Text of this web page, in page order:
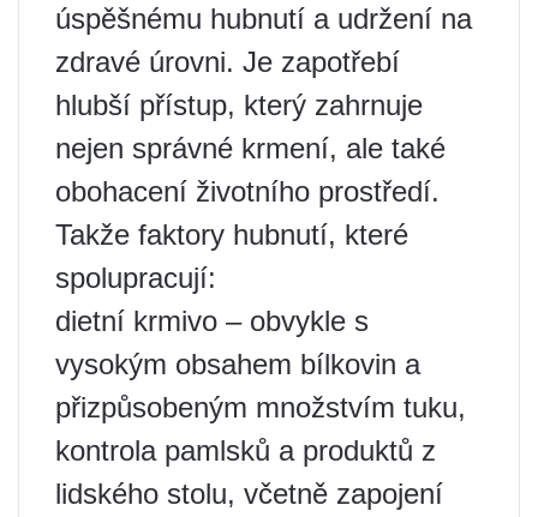
úspěšnému hubnutí a udržení na
zdravé úrovni. Je zapotřebí
hlubší přístup, který zahrnuje
nejen správné krmení, ale také
obohacení životního prostředí.
Takže faktory hubnutí, které
spolupracují:
dietní krmivo – obvykle s
vysokým obsahem bílkovin a
přizpůsobeným množstvím tuku,
kontrola pamlsků a produktů z
lidského stolu, včetně zapojení